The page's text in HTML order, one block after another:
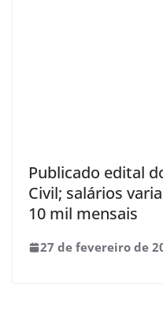
Publicado edital
Civil; salários
10 mil mensais
27 de fevereiro de